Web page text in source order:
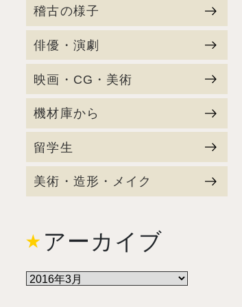
稽古の様子
俳優・演劇
映画・CG・美術
機材庫から
留学生
美術・造形・メイク
アーカイブ